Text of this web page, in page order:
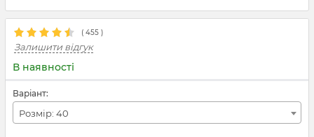
( 455 )
Залишити відгук
В наявності
Варіант:
Розмір: 40